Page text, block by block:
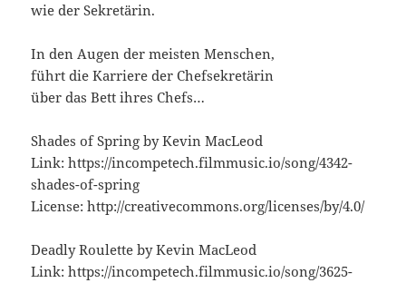
wie der Sekretärin.
In den Augen der meisten Menschen,
führt die Karriere der Chefsekretärin
über das Bett ihres Chefs…
Shades of Spring by Kevin MacLeod
Link: https://incompetech.filmmusic.io/song/4342-
shades-of-spring
License: http://creativecommons.org/licenses/by/4.0/
Deadly Roulette by Kevin MacLeod
Link: https://incompetech.filmmusic.io/song/3625-